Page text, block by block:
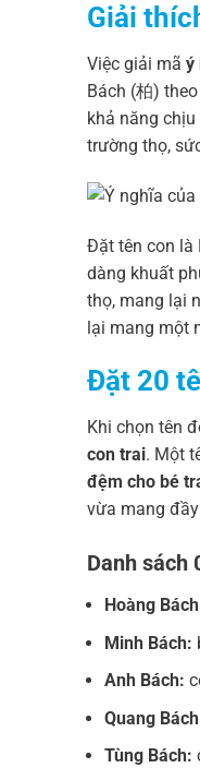
Giải
Việc giải mã ý
Bách (柏)
khả năng
trường thọ,
Đặt tên con là
dàng khuất
thọ, mang lại
lại mang một
Đặt 20
Khi chọn tên
con trai. Một
đệm cho bé
vừa mang
Danh sách
Hoàng
Minh Bách:
Anh Bách:
Quang
Tùng Bách: